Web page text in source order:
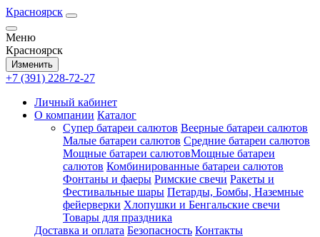
Красноярск
Меню
Красноярск
Изменить
+7 (391) 228-72-27
Личный кабинет
О компании Каталог
Супер батареи салютов Веерные батареи салютов
Малые батареи салютов Средние батареи салютов
Мощные батареи салютовМощные батареи
салютов Комбинированные батареи салютов
Фонтаны и фаеры Римские свечи Ракеты и
Фестивальные шары Петарды, Бомбы, Наземные
фейерверки Хлопушки и Бенгальские свечи
Товары для праздника
Доставка и оплата Безопасность Контакты